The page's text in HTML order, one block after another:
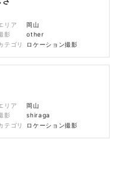
リア
岡山
影
other
テゴリ
ロケーション撮影
リア
岡山
影
shiraga
テゴリ
ロケーション撮影